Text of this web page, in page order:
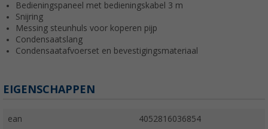
Bedieningspaneel met bedieningskabel 3 m
Snijring
Messing steunhuls voor koperen pijp
Condensaatslang
Condensaatafvoerset en bevestigingsmateriaal
EIGENSCHAPPEN
ean 4052816036854